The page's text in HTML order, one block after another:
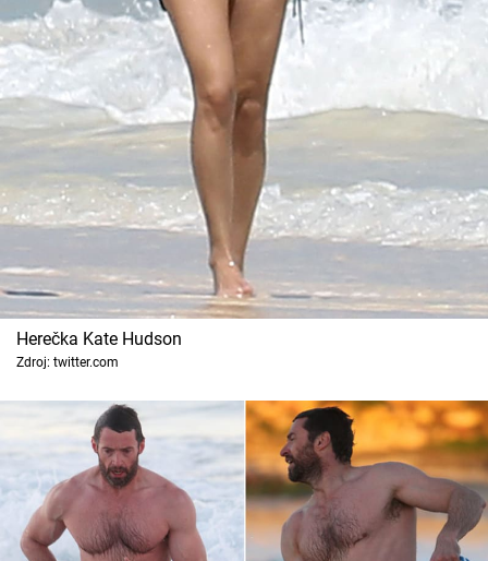
Herečka Kate Hudson
Zdroj: twitter.com